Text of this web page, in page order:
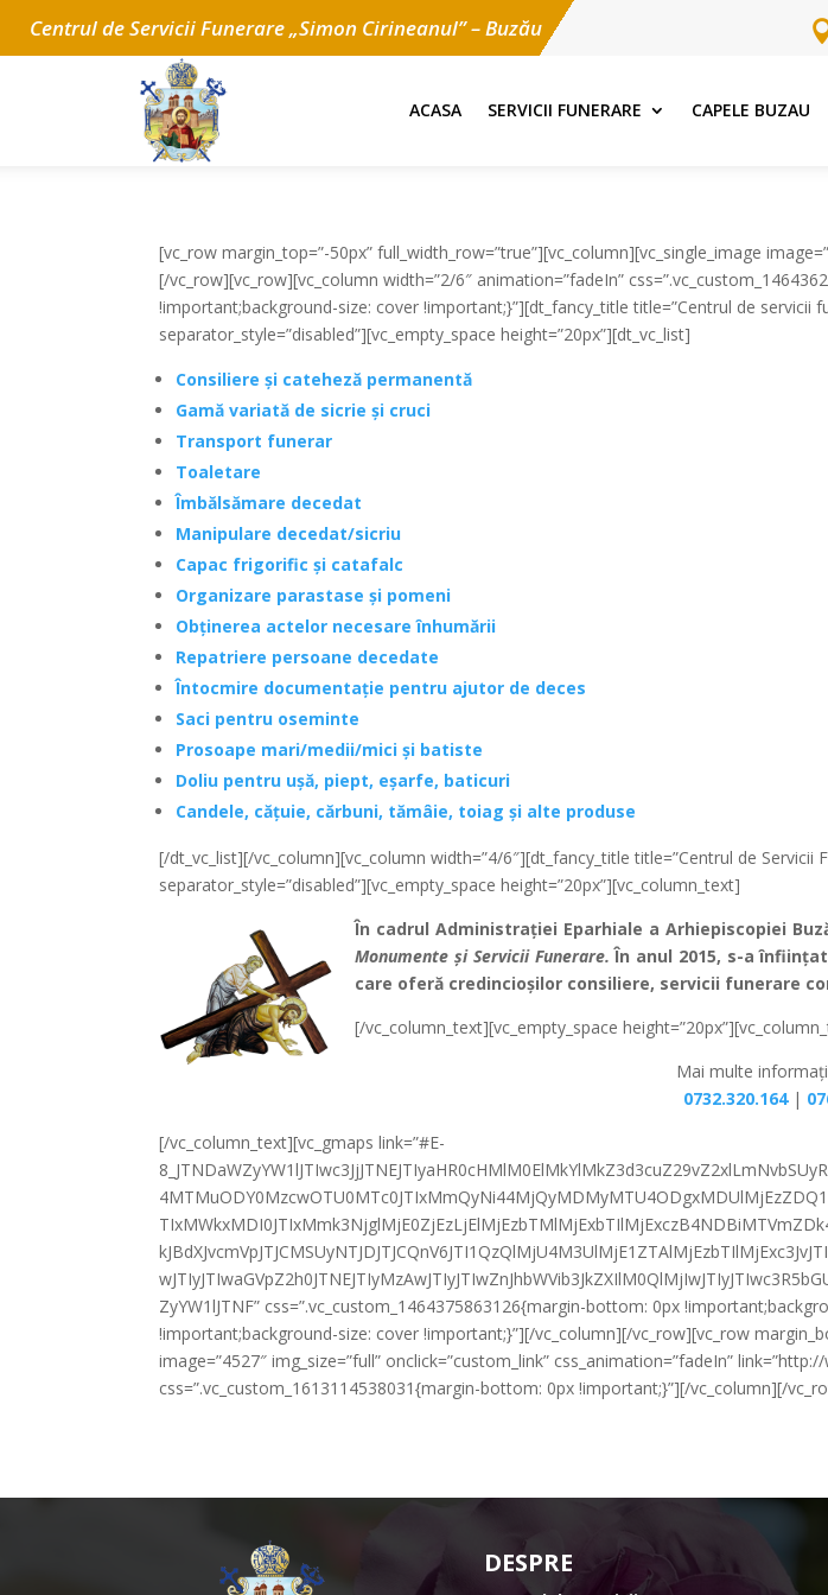
Centrul de Servicii Funerare „Simon Cirineanul” – Buzău
ACASA SERVICII FUNERARE CAPELE BUZAU
[vc_row margin_top=”-50px” full_width_row=”true”][vc_column][vc_single_image
[/vc_row][vc_row][vc_column width=”2/6″ animation=”fadeIn”
!important;background-size: cover !important;}”][dt_fancy_title title=”Centrul de servicii
separator_style=”disabled”][vc_empty_space height=”20px”][dt_vc_list]
Consiliere și cateheză permanentă
Gamă variată de sicrie și cruci
Transport funerar
Toaletare
Îmbălsămare decedat
Manipulare decedat/sicriu
Capac frigorific și catafalc
Organizare parastase și pomeni
Obținerea actelor necesare înhumării
Repatriere persoane decedate
Întocmire documentație pentru ajutor de deces
Saci pentru oseminte
Prosoape mari/medii/mici și batiste
Doliu pentru ușă, piept, eșarfe, baticuri
Candele, cățuie, cărbuni, tămâie, toiag și alte produse
[/dt_vc_list][/vc_column][vc_column width=”4/6″][dt_fancy_title title=”Centrul de Servicii
separator_style=”disabled”][vc_empty_space height=”20px”][vc_column_text]
În cadrul Administrației Eparhiale a Arhiepiscopiei
Monumente și Servicii Funerare. În anul 2015, s-a
care oferă credincioșilor consiliere, servicii funerare
[/vc_column_text][vc_empty_space
Mai multe
0732.320.164|
[/vc_column_text][vc_gmaps link=”#E-
ZyYW1lJTNF” css=”.vc_custom_1464375863126{margin-bottom: 0px
!important;background-size: cover !important;}”][/vc_column][/vc_row][vc_row
image=”4527″ img_size=”full” onclick=”custom_link” css_animation=”fadeIn”
css=”.vc_custom_1613114538031{margin-bottom: 0px !important;}”][/vc_column][/
DESPRE